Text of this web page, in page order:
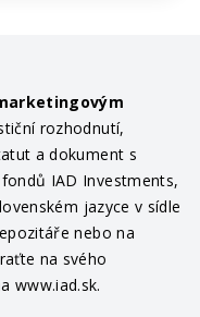
rozhodnutí,
a dokument s
IAD Investments,
jazyce v sídle
nebo na
na svého
www.iad.sk.